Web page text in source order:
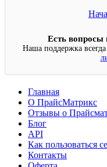
Есть вопросы
Наша поддержка
Главная
О ПрайсМатрикс
Отзывы о
Блог
API
Как пользоваться
Контакты